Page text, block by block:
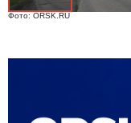
Фото: ORSK.RU